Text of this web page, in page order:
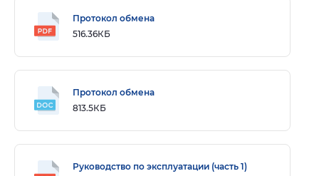
Протокол обмена
516.36КБ
Протокол обмена
813.5КБ
Руководство по эксплуатации (часть 1)